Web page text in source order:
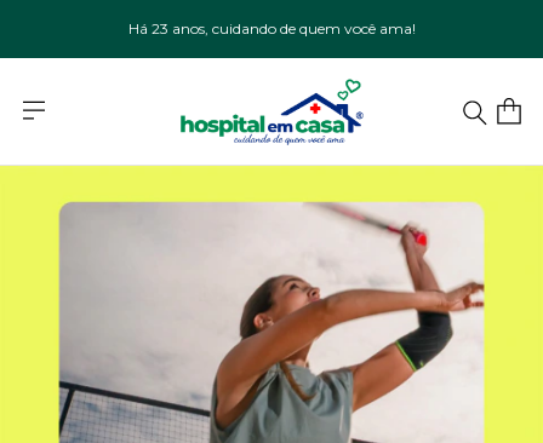
Há 23 anos, cuidando de quem você ama!